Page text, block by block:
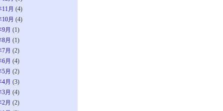
11月 (4)
10月 (4)
9月 (1)
8月 (1)
7月 (2)
6月 (4)
5月 (2)
4月 (3)
3月 (4)
2月 (2)